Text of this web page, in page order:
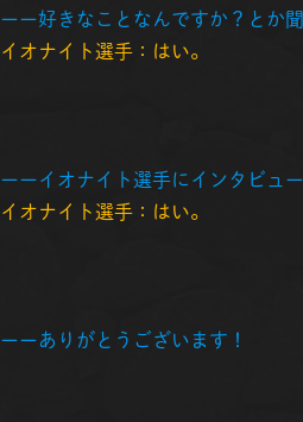
ーー好きなことなんですか？とか
イオナイト選手：はい。
ーーイオナイト選手にインタビュ
イオナイト選手：はい。
ーーありがとうございます！